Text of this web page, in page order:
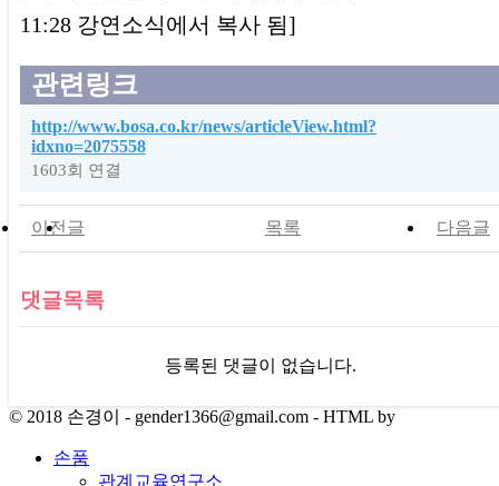
11:28 강연소식에서 복사 됨]
관련링크
http://www.bosa.co.kr/news/articleView.html?
idxno=2075558
1603회 연결
이전글 다음글
목록
댓글목록
등록된 댓글이 없습니다.
© 2018 손경이 - gender1366@gmail.com - HTML by
손품
관계교육연구소